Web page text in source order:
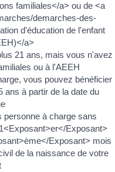
familiales</a> ou de <a
demarches-des-
d'éducation de l'enfant
a>
21 ans, mais vous n'avez
ou à l'AEEH
vous pouvez bénéficier
ans à partir de la date du
personne à charge sans
Exposant>
Exposant> mois
de la naissance de votre